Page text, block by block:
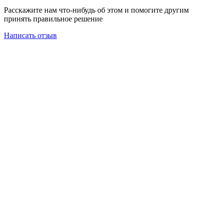
Расскажите нам что-нибудь об этом и помогите другим
принять правильное решение
Написать отзыв